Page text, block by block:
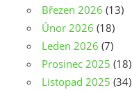
Březen 2026 (13)
Únor 2026 (18)
Leden 2026 (7)
Prosinec 2025 (18)
Listopad 2025 (34)